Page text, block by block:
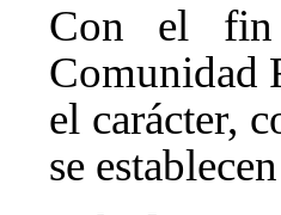
Con el fin
Comunidad
el carácter,
se